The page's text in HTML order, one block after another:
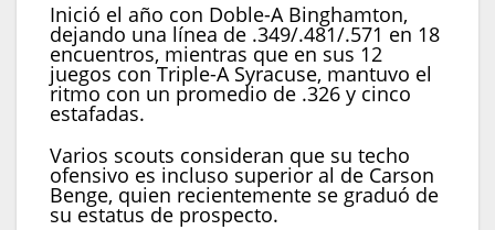
Inició el año con Doble-A Binghamton,
dejando una línea de .349/.481/.571 en 18
encuentros, mientras que en sus 12
juegos con Triple-A Syracuse, mantuvo el
ritmo con un promedio de .326 y cinco
estafadas.
Varios scouts consideran que su techo
ofensivo es incluso superior al de Carson
Benge, quien recientemente se graduó de
su estatus de prospecto.